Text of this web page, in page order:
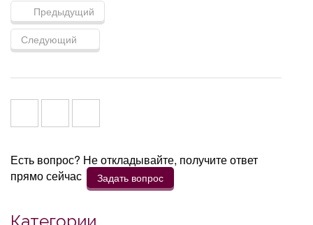
Предыдущий
Следующий
Есть вопрос? Не откладывайте, получите ответ
прямо сейчас
Задать вопрос
Категории